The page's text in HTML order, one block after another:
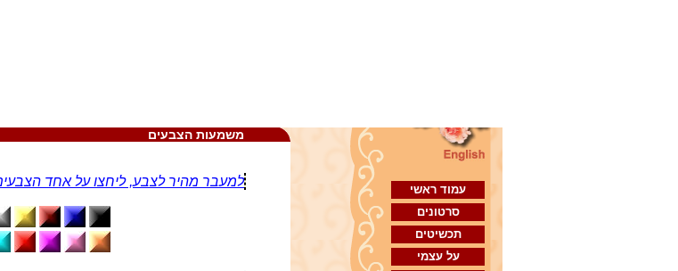
עמוד ראשי
סרטונים
תכשיטים
על עצמי
משמעות הצבעים
למעבר מהיר לצבע, ליחצו על אחד